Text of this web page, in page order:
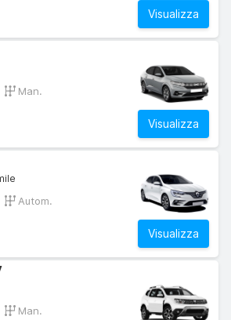
Visualizza
Man.
Visualizza
Autom.
Visualizza
Man.